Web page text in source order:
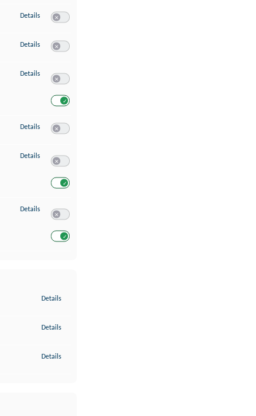
Details zu Erstellung von Profilen für personalisierte Werbung
Details zu Verwendung von Profilen zur Auswahl personalisierter Werbung
Details zu Messung der Werbeleistung
Details zu Messung der Performance von Inhalten
Details zu Analyse von Zielgruppen durch Statistiken oder Kombinationen von
Details zu Entwicklung und Verbesserung der Angebote
Details
Details
Details